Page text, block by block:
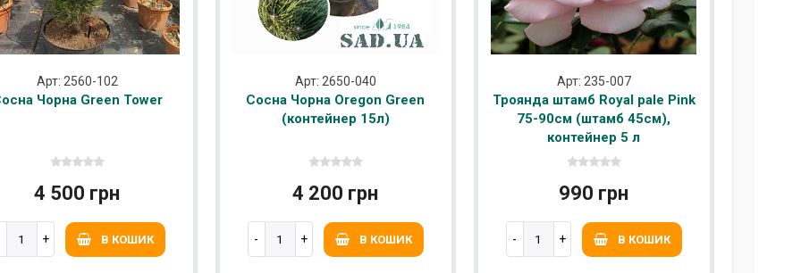
Арт: 2560-102
Чорна Green Tower
4 500 грн
В КОШИК
Арт: 2650-040
Сосна Чорна Oregon Green
(контейнер 15л)
4 200 грн
В КОШИК
Арт: 235-007
Троянда штамб Royal pale Pink
75-90см (штамб 45см),
контейнер 5 л
990 грн
В КОШИК